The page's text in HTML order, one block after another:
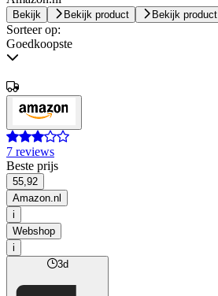
Bekijk Bekijk product Bekijk product
Sorteer op:
Goedkoopste
7 reviews
Beste prijs
55,92
Amazon.nl
i
Webshop
i
3d